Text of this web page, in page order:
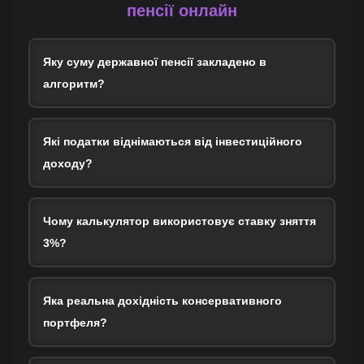
пенсії онлайн
Яку суму державної пенсії закладено в
алгоритм?
Які податки віднімаються від інвестиційного
доходу?
Чому калькулятор використовує ставку зняття
3%?
Яка реальна дохідність консервативного
портфеля?